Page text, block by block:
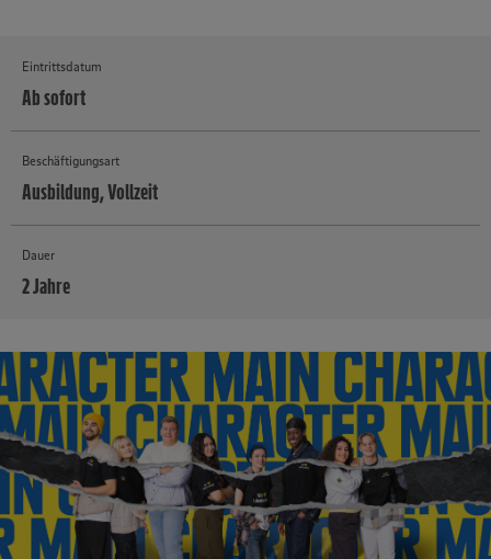
Eintrittsdatum
Ab sofort
Beschäftigungsart
Ausbildung, Vollzeit
Dauer
2 Jahre